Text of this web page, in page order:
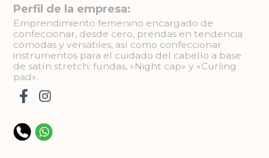
Perfil de la empresa:
Emprendimiento femenino encargado de
confeccionar, desde cero, prendas en tendencia
cómodas y versátiles, así como confeccionar
instrumentos para el cuidado del cabello a base
de satín stretch: fundas, «Night cap» y «Curling
pad».